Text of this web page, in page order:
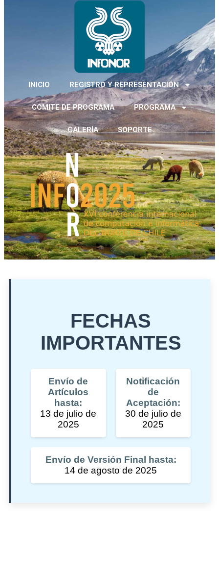
INICIO REGISTRO Y REPRESENTACIÓN
COMITE DE PROGRAMA PROGRAMA
GALERÍA SOPORTE
FECHAS
IMPORTANTES
Envío de
Artículos
hasta:
13 de julio de
2025
Notificación
de
Aceptación:
30 de julio de
2025
Envío de Versión Final hasta:
14 de agosto de 2025